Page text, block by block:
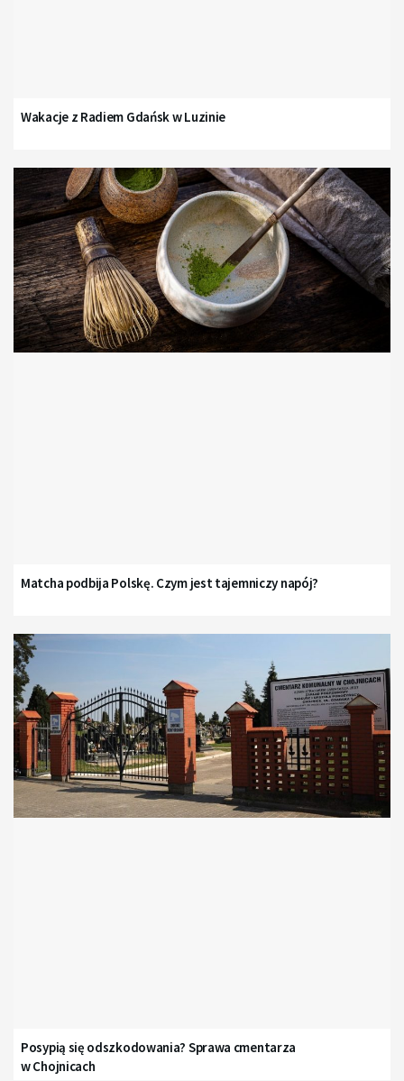
Wakacje z Radiem Gdańsk w Luzinie
Matcha podbija Polskę. Czym jest tajemniczy napój?
Posypią się odszkodowania? Sprawa cmentarza
w Chojnicach